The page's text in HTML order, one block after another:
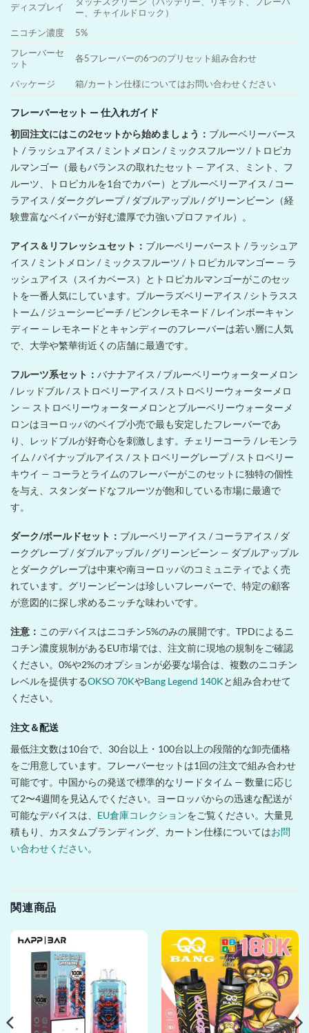
ディスプレイ
ー、チャイルドロック）
ニコチン濃度
5%
フレーバーセ
ット
各5フレーバーの6つのプリセット組み合わせ
パッケージ 箱/カートン仕様についてはお問い合わせください
フレーバーセット — 仕入れガイド
初回注文にはこの2セットから始めましょう： ブルーベリーバース
ト / ラッシュアイス / ミントメロン / ミックスフルーツ / トロピカ
ルマンゴー（最もバランスの取れたセット — アイス、ミント、フ
ルーツ、トロピカルを1台でカバー）とブルーベリーアイス / コー
ラアイス / ダークグレープ / ダブルアップル / グリーンビーン（経
験豊富なベイパーが好む濃厚で力強いプロファイル）。
アイス＆リフレッシュセット： ブルーベリーバースト / ラッシュア
イス / ミントメロン / ミックスフルーツ / トロピカルマンゴー — ラ
ッシュアイス（スイカベース）とトロピカルマンゴーがこのセッ
トを一番人気にしています。ブルーラズベリーアイス / シトラスス
トーム / ジューシーピーチ / ピンクレモネード / レインボーキャン
ディー — レモネードとキャンディーのフレーバーは若い層に人気
で、大学や繁華街近くの店舗に最適です。
フルーツ系セット： バナナアイス / ブルーベリーウォーターメロン
/ レッドブル / ストロベリーアイス / ストロベリーウォーターメロ
ン — ストロベリーウォーターメロンとブルーベリーウォーターメ
ロンはヨーロッパのベイプ小売で最も安定したフレーバーであ
り、レッドブルが好奇心を刺激します。チェリーコーラ / レモンラ
イム / パイナップルアイス / ストロベリーグレープ / ストロベリー
キウイ — コーラとライムのフレーバーがこのセットに独特の個性
を与え、スタンダードなフルーツが飽和している市場に最適で
す。
ダーク/ボールドセット： ブルーベリーアイス / コーラアイス / ダ
ークグレープ / ダブルアップル / グリーンビーン — ダブルアップル
とダークグレープは中東や南ヨーロッパのコミュニティでよく売
れています。グリーンビーンは珍しいフレーバーで、特定の顧客
が意図的に探し求めるニッチな味わいです。
注意： このデバイスはニコチン5%のみの展開です。TPDによるニ
コチン濃度規制があるEU市場では、注文前に現地の規制をご確認
ください。0%や2%のオプションが必要な場合は、複数のニコチン
レベルを提供するOKSO 70KやBang Legend 140Kと組み合わせて
ください。
注文＆配送
最低注文数は10台で、30台以上・100台以上の段階的な卸売価格
をご用意しています。フレーバーセットは1回の注文で組み合わせ
可能です。中国からの発送で標準的なリードタイム — 数量に応じ
て2〜4週間を見込んでください。ヨーロッパからの迅速な配送が
可能なデバイスは、 EU倉庫コレクションをご覧ください。大量見
積もり、カスタムブランディング、カートン仕様についてはお問
い合わせください。
関連商品